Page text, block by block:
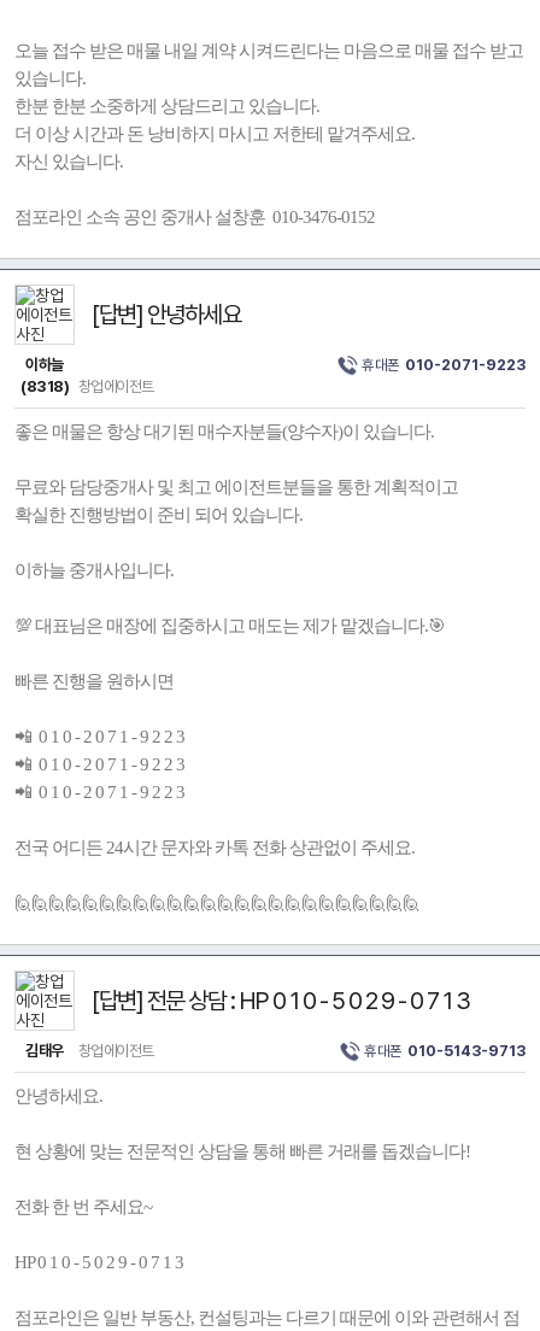
오늘 접수 받은 매물 내일 계약 시켜드린다는 마음으로 매물 접수 받고
있습니다.
한분 한분 소중하게 상담드리고 있습니다.
더 이상 시간과 돈 낭비하지 마시고 저한테 맡겨주세요.
자신 있습니다.
점포라인 소속 공인 중개사 설창훈 010-3476-0152
[답변] 안녕하세요
이하늘
(8318) 창업에이전트
휴대폰 010-2071-9223
좋은 매물은 항상 대기된 매수자분들(양수자)이 있습니다.
무료와 담당중개사 및 최고 에이전트분들을 통한 계획적이고
확실한 진행방법이 준비 되어 있습니다.
이하늘 중개사입니다.
💯 대표님은 매장에 집중하시고 매도는 제가 맡겠습니다.🎯
빠른 진행을 원하시면
📲 0 1 0 - 2 0 7 1 - 9 2 2 3
📲 0 1 0 - 2 0 7 1 - 9 2 2 3
📲 0 1 0 - 2 0 7 1 - 9 2 2 3
전국 어디든 24시간 문자와 카톡 전화 상관없이 주세요.
🙋🙋🙋🙋🙋🙋🙋🙋🙋🙋🙋🙋🙋🙋🙋🙋🙋🙋🙋🙋🙋🙋🙋🙋
[답변] 전문 상담 : HP 0 1 0 - 5 0 2 9 - 0 7 1 3
김태우 창업에이전트 휴대폰 010-5143-9713
안녕하세요.
현 상황에 맞는 전문적인 상담을 통해 빠른 거래를 돕겠습니다!
전화 한 번 주세요~
HP 0 1 0 - 5 0 2 9 - 0 7 1 3
점포라인은 일반 부동산, 컨설팅과는 다르기 때문에 이와 관련해서 점